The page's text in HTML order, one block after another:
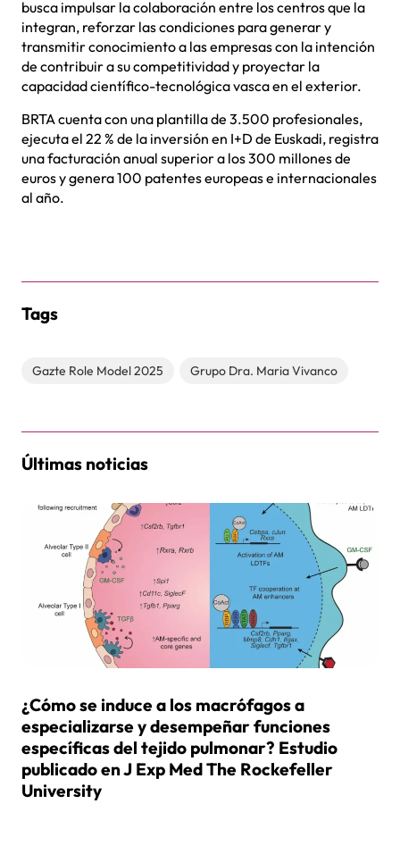
busca impulsar la colaboración entre los centros que la
integran, reforzar las condiciones para generar y
transmitir conocimiento a las empresas con la intención
de contribuir a su competitividad y proyectar la
capacidad científico-tecnológica vasca en el exterior.
BRTA cuenta con una plantilla de 3.500 profesionales,
ejecuta el 22 % de la inversión en I+D de Euskadi, registra
una facturación anual superior a los 300 millones de
euros y genera 100 patentes europeas e internacionales
al año.
Tags
Gazte Role Model 2025 Grupo Dra. Maria Vivanco
Últimas noticias
¿Cómo se induce a los macrófagos a
especializarse y desempeñar funciones
específicas del tejido pulmonar? Estudio
publicado en J Exp Med The Rockefeller
University